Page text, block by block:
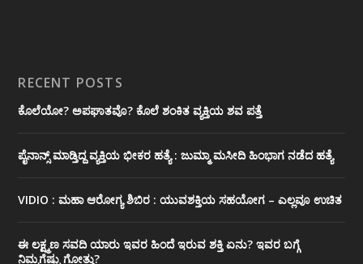
RECENT POSTS
ಕೊಲೆಯೋ? ಅಪಘಾತವೊ? ಕೊಲೆ ಶಂಕಿತ ವ್ಯಕ್ತಿಯ ಶವ ಪತ್ತೆ
ಪೈನಾನ್ಸ್ ಮಾಡ್ತಿದ್ದ ವ್ಯಕ್ತಿಯ ಭೀಕರ‌ ಹತ್ಯೆ : ಜುಮ್ಮಾ ಮಸೀದಿ ಹಿಂಭಾಗ ನಡೆದ ಹತ್ಯೆ
VIDIO : ಮಹಾ ಆರೋಗ್ಯ ಶಿಬಿರ : ಯುವಶಕ್ತಿಯ ಸಹಯೋಗ – ಎಲ್ಲವೂ ಉಚಿತ
ಈ ಲಕ್ಷ್ಮಣ ಸವದಿ ಯಾರು ಇವರ ಹಿಂದೆ ಇರುವ ಶಕ್ತಿ ಏನು? ಇವರ ಬಗ್ಗೆ
ನಿಮ್ಮಗೆಷ್ಟು ಗೋತ್ತು?